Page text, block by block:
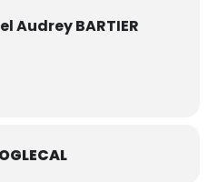
Audrey BARTIER